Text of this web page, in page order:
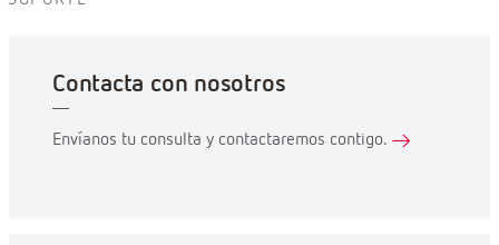
Contacta con nosotros
Envíanos tu consulta y contactaremos contigo.